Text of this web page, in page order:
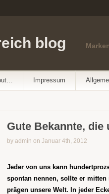
blog
Impressum
Gute Bekannte,
by admin on Januar 4th, 2012
Jeder von uns kann
spontan nennen, sollte er mitten
prägen unsere Welt. In jeder